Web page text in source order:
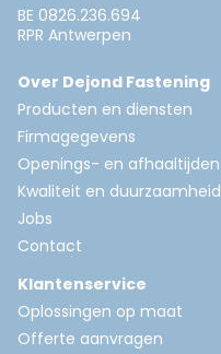
BE 0826.236.694
RPR Antwerpen
Over Dejond Fastening
Producten en diensten
Firmagegevens
Openings- en afhaaltijden
Kwaliteit en duurzaamheid
Jobs
Contact
Klantenservice
Oplossingen op maat
Offerte aanvragen